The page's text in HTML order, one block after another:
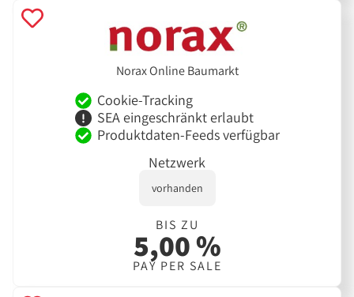
Norax Online Baumarkt
Cookie-Tracking
SEA eingeschränkt erlaubt
Produktdaten-Feeds verfügbar
Netzwerk
vorhanden
BIS ZU
5,00 %
PAY PER SALE